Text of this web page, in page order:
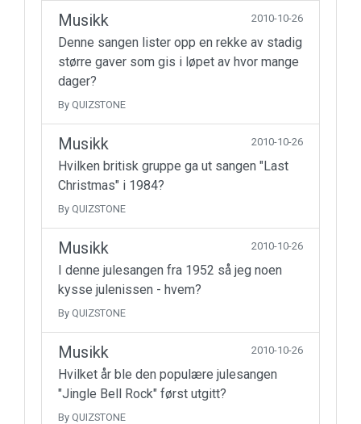
Musikk 2010-10-26
Denne sangen lister opp en rekke av stadig
større gaver som gis i løpet av hvor mange
dager?
By QUIZSTONE
Musikk 2010-10-26
Hvilken britisk gruppe ga ut sangen "Last
Christmas" i 1984?
By QUIZSTONE
Musikk 2010-10-26
I denne julesangen fra 1952 så jeg noen
kysse julenissen - hvem?
By QUIZSTONE
Musikk 2010-10-26
Hvilket år ble den populære julesangen
"Jingle Bell Rock" først utgitt?
By QUIZSTONE